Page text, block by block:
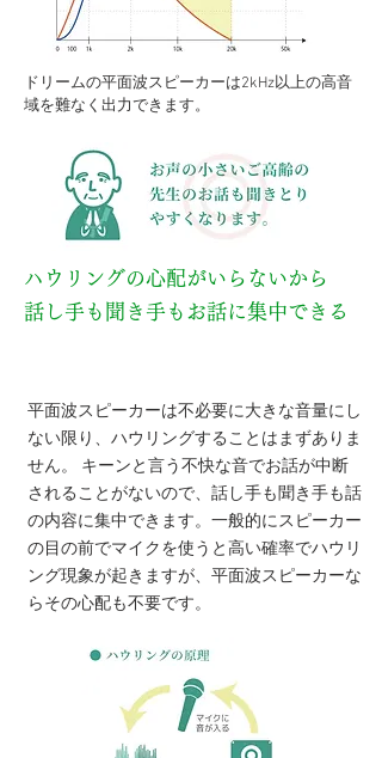
ドリームの平面波スピーカーは2kHz以上の高音
域を難なく出力できます。
ハウリングの心配がいらないから
話し手も聞き手もお話に集中できる
平面波スピーカーは不必要に大きな音量にし
ない限り、ハウリングすることはまずありま
せん。 キーンと言う不快な音でお話が中断
されることがないので、話し手も聞き手も話
の内容に集中できます。一般的にスピーカー
の目の前でマイクを使うと高い確率でハウリ
ング現象が起きますが、平面波スピーカーな
らその心配も不要です。